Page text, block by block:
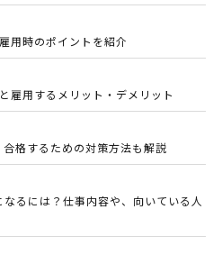
用時のポイントを紹介
雇用するメリット・デメリット
格するための対策方法も解説
るには？仕事内容や、向いている人